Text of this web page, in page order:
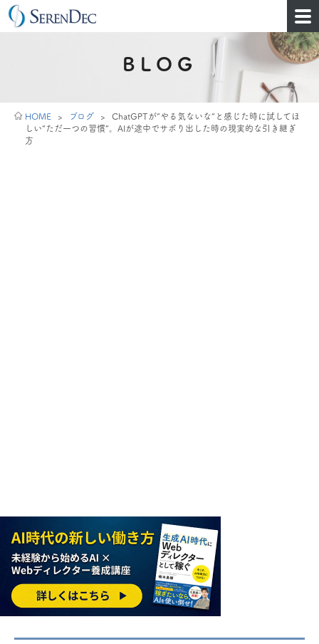
BLOG
HOME > ブログ > ChatGPTが“やる気ないな”と感じた時に試してほ
しい“ただ一つの習慣”。AIが途中でサボり出した時の現実的な引き継ぎ
方